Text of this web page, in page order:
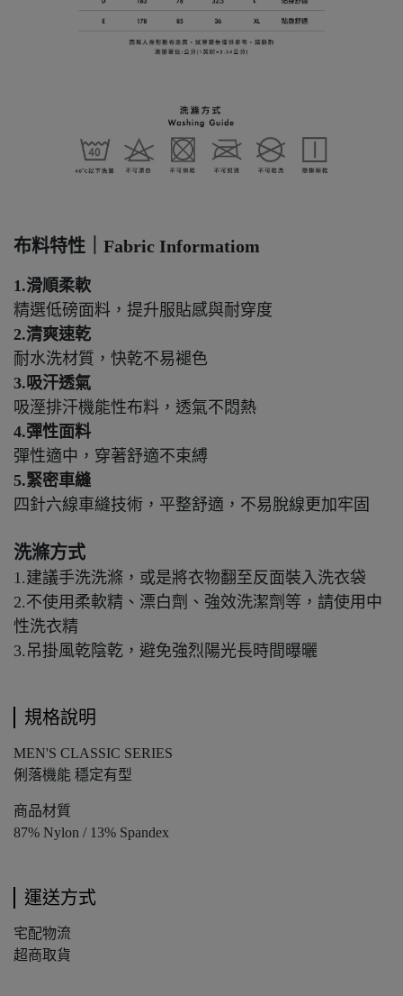
布料特性｜Fabric Informatiom
1.滑順柔軟
精選低磅面料，提升服貼感與耐穿度
2.清爽速乾
耐水洗材質，快乾不易褪色
3.吸汗透氣
吸溼排汗機能性布料，透氣不悶熱
4.彈性面料
彈性適中，穿著舒適不束縛
5.緊密車縫
四針六線車縫技術，平整舒適，不易脫線更加牢固
洗滌方式
1.建議手洗洗滌，或是將衣物翻至反面裝入洗衣袋
2.不使用柔軟精、漂白劑、強效洗潔劑等，請使用中
性洗衣精
3.吊掛風乾陰乾，避免強烈陽光長時間曝曬
規格說明
MEN'S CLASSIC SERIES
俐落機能 穩定有型
商品材質
87% Nylon / 13% Spandex
運送方式
宅配物流
超商取貨